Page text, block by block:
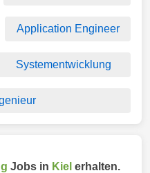
Application Engineer
Systementwicklung
Jobs in Kiel erhalten.